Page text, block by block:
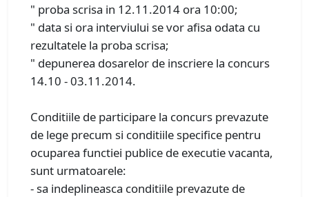
" proba scrisa in 12.11.2014 ora 10:00;
" data si ora interviului se vor afisa odata cu
rezultatele la proba scrisa;
" depunerea dosarelor de inscriere la concurs
14.10 - 03.11.2014.
Conditiile de participare la concurs prevazute
de lege precum si conditiile specifice pentru
ocuparea functiei publice de executie vacanta,
sunt urmatoarele:
- sa indeplineasca conditiile prevazute de